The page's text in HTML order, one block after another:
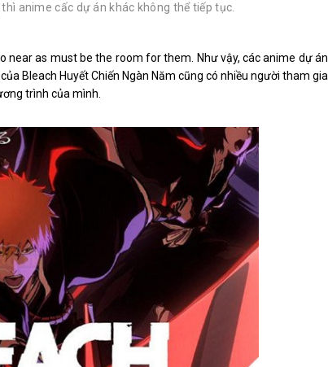
anime cấc dự án khác không thể tiếp tục.
near as must be the room for them. Như vậy, các anime dự án
Bleach Huyết Chiến Ngàn Năm cũng có nhiều người tham gia
trình của mình.